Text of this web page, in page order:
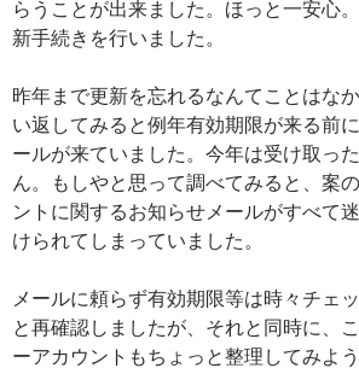
らうことが出来ました。ほっと一安心
新手続きを行いました。
昨年まで更新を忘れるなんてことはな
い返してみると例年有効期限が来る前
ールが来ていました。今年は受け取っ
ん。もしやと思って調べてみると、案
ントに関するお知らせメールがすべて
けられてしまっていました。
メールに頼らず有効期限等は時々チェ
と再確認しましたが、それと同時に、
ーアカウントもちょっと整理してみよ